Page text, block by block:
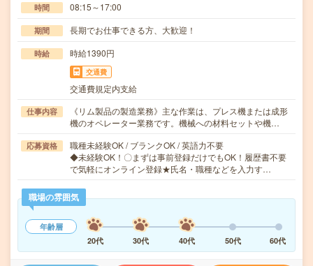
時間 08:15～17:00
期間 長期でお仕事できる方、大歓迎！
時給 時給1390円
交通費
交通費規定内支給
仕事内容
《リム製品の製造業務》主な作業は、プレス機または成形
機のオペレーター業務です。機械への材料セットや機…
応募資格
職種未経験OK / ブランクOK / 英語力不要
◆未経験OK！〇まずは事前登録だけでもOK！履歴書不要
で気軽にオンライン登録★氏名・職種などを入力す…
職場の雰囲気
年齢層
20代
30代 40代 50代 60代